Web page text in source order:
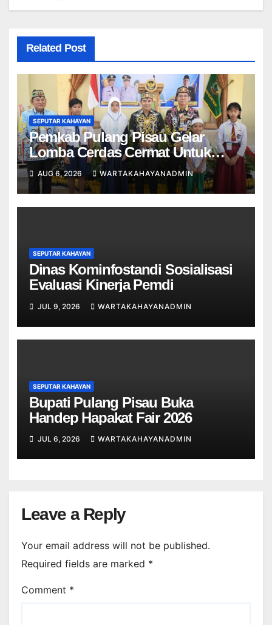
Related Post
SEPUTAR KAHAYAN
Pemkab Pulang Pisau Gelar
Lomba Cerdas Cermat Untuk
Pelajar
AUG 6, 2026 WARTAKAHAYANADMIN
SEPUTAR KAHAYAN
Dinas Kominfostandi Sosialisasi
Evaluasi Kinerja Pemdi
JUL 9, 2026 WARTAKAHAYANADMIN
SEPUTAR KAHAYAN
Bupati Pulang Pisau Buka
Handep Hapakat Fair 2026
JUL 6, 2026 WARTAKAHAYANADMIN
Leave a Reply
Your email address will not be published.
Required fields are marked *
Comment *